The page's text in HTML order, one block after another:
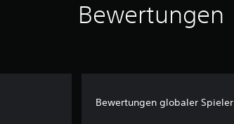
Bewertungen
Bewertungen globaler Spieler